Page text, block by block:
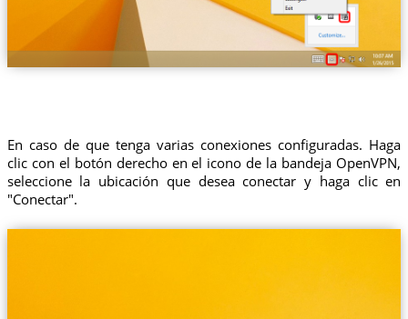
En caso de que tenga varias conexiones configuradas. Haga
clic con el botón derecho en el icono de la bandeja OpenVPN,
seleccione la ubicación que desea conectar y haga clic en
"Conectar".